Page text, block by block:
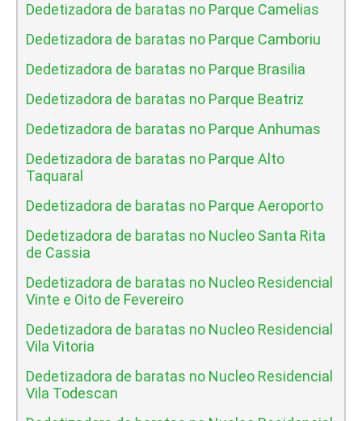
Dedetizadora de baratas no Parque Camelias
Dedetizadora de baratas no Parque Camboriu
Dedetizadora de baratas no Parque Brasilia
Dedetizadora de baratas no Parque Beatriz
Dedetizadora de baratas no Parque Anhumas
Dedetizadora de baratas no Parque Alto
Taquaral
Dedetizadora de baratas no Parque Aeroporto
Dedetizadora de baratas no Nucleo Santa Rita
de Cassia
Dedetizadora de baratas no Nucleo Residencial
Vinte e Oito de Fevereiro
Dedetizadora de baratas no Nucleo Residencial
Vila Vitoria
Dedetizadora de baratas no Nucleo Residencial
Vila Todescan